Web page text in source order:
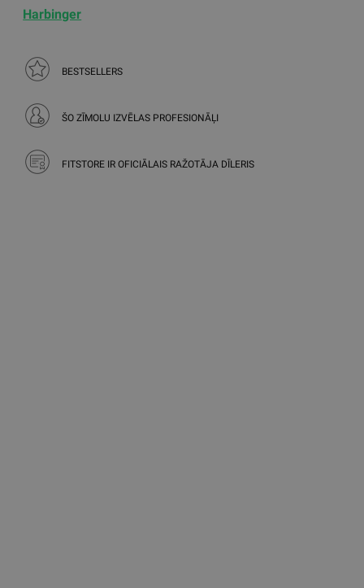
Harbinger
BESTSELLERS
ŠO ZĪMOLU IZVĒLAS PROFESIONĀĻI
FITSTORE IR OFICIĀLAIS RAŽOTĀJA DĪLERIS